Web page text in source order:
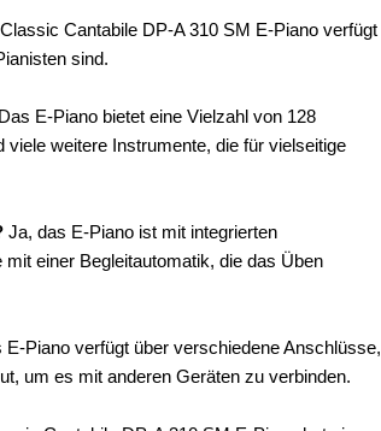
Cantabile DP-A 310 SM E-Piano verfügt
sind.
Das E-Piano bietet eine Vielzahl von 128
weitere Instrumente, die für vielseitige
Ja, das E-Piano ist mit integrierten
einer Begleitautomatik, die das Üben
E-Piano verfügt über verschiedene Anschlüsse,
um es mit anderen Geräten zu verbinden.